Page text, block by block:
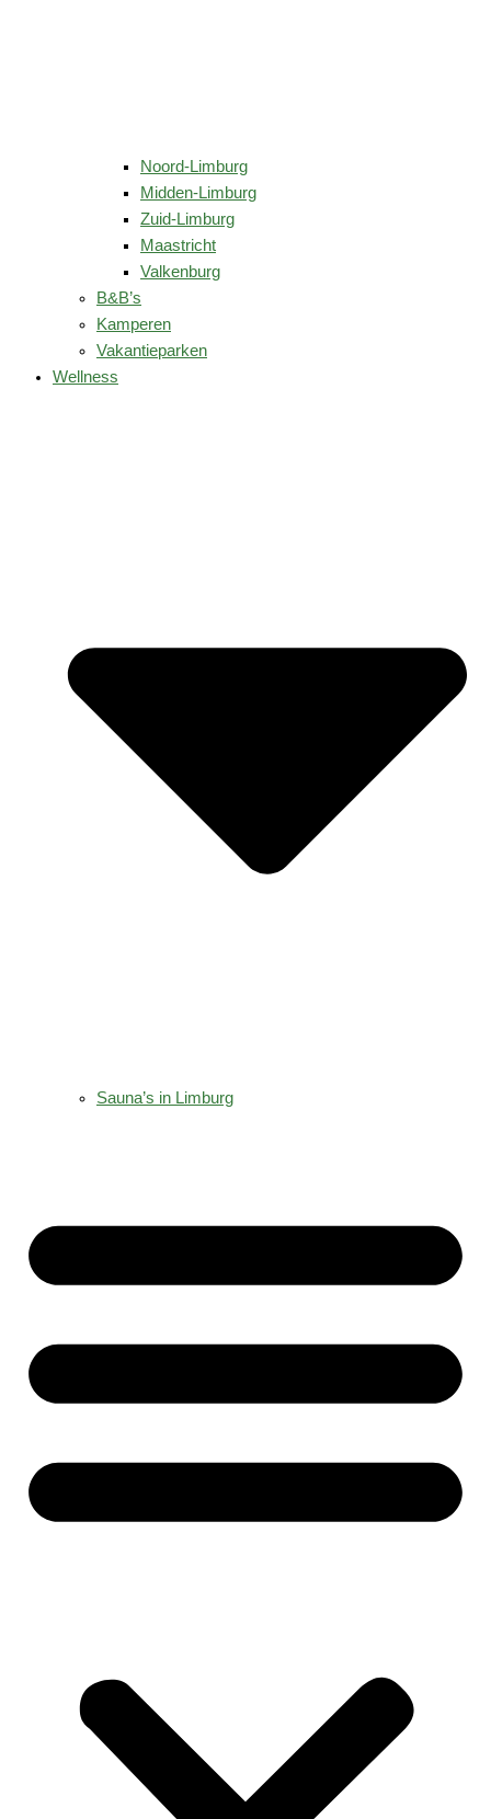
Noord-Limburg
Midden-Limburg
Zuid-Limburg
Maastricht
Valkenburg
B&B’s
Kamperen
Vakantieparken
Wellness
Sauna’s in Limburg